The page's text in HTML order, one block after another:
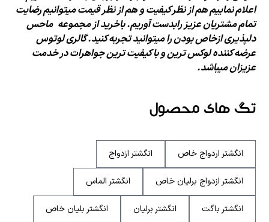
اعلام نماییم هم از نظر کیفیت و هم از نظرقیمت میتوانیم رضایت
تمام مشتریان عزیز رابدست آوریم. باخرید از مجموعه ماحس
دلپذیری ازخاص بودن را میتوانید تجربه کنید. گالری لوتوس
عرضهکننده لوکس ترین و با کیفیت ترین جواهرات در خدمت
عزیزان میباشد.
تگ های محصول
انگشتر اردواج خاص انگشتر ازدواج
انگشتر ازدواج برلیان خاص انگشتر الماس
انگشتر باگت انگشتر برلیان انگشتر بلیان خاص